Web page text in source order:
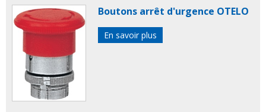
Boutons arrêt d'urgence OTELO
En savoir plus